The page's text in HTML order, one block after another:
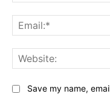
Save my name,